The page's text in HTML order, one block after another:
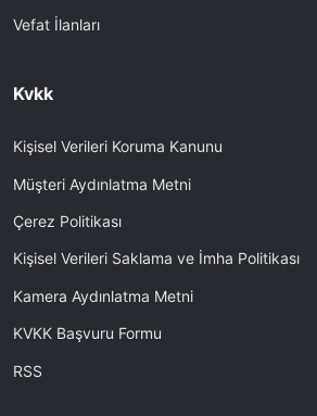
Vefat İlanları
Kvkk
Kişisel Verileri Koruma Kanunu
Müşteri Aydınlatma Metni
Çerez Politikası
Kişisel Verileri Saklama ve İmha Politikası
Kamera Aydınlatma Metni
KVKK Başvuru Formu
RSS